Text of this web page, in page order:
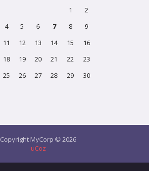
1
2
4 5 6 7 8
9
11 12 13 14 15
16
18 19 20 21 22
23
25 26 27 28 29
30
Copyright MyCorp © 2026
uCoz